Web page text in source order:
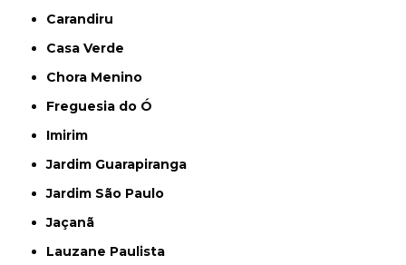
Carandiru
Casa Verde
Chora Menino
Freguesia do Ó
Imirim
Jardim Guarapiranga
Jardim São Paulo
Jaçanã
Lauzane Paulista